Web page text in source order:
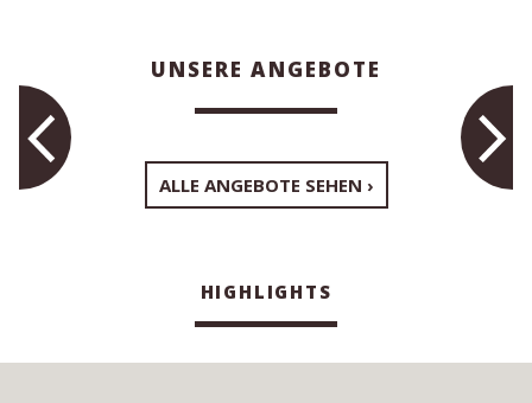
UNSERE ANGEBOTE
ALLE ANGEBOTE SEHEN
HIGHLIGHTS